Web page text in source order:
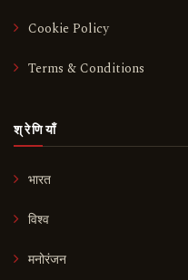
Cookie Policy
Terms & Conditions
श्रेणियाँ
भारत
विश्व
मनोरंजन